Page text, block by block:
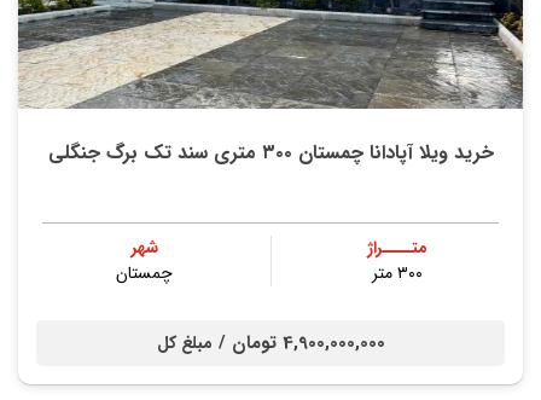
خرید ویلا آپادانا چمستان ۳۰۰ متری سند تک برگ جنگلی
متــــراژ
۳۰۰ متر
شهر
چمستان
4,900,000,000 تومان / مبلغ کل